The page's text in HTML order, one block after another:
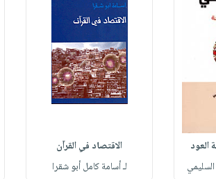
الاقتصاد في القرآن
لـ أسامة كامل أبو شقرا